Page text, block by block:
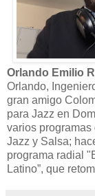
Orlando Emilio
Orlando,
gran amigo
para Jazz en
varios
Jazz y Salsa;
programa radial
Latino”, que